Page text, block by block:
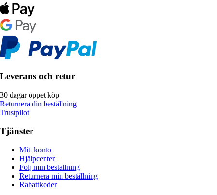
Leverans och retur
30 dagar öppet köp
Returnera din beställning
Trustpilot
Tjänster
Mitt konto
Hjälpcenter
Följ min beställning
Returnera min beställning
Rabattkoder